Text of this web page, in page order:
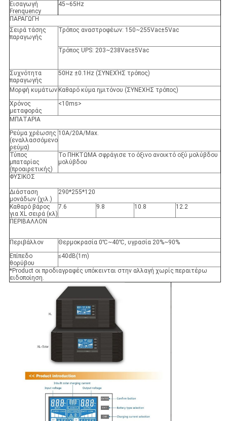
Εισαγωγή
Frenquency
45~65Hz
ΠΑΡΑΓΩΓΗ
Σειρά τάσης
παραγωγής
Τρόπος αναστροφέων: 150~255Vac±5Vac
Τρόπος UPS: 203~238Vac±5Vac
Συχνότητα
παραγωγής
50Hz ±0.1Hz (ΣΥΝΕΧΉΣ τρόπος)
Μορφή κυμάτων Καθαρό κύμα ημιτόνου (ΣΥΝΕΧΗΣ τρόπος)
Χρόνος
μεταφοράς
<10ms>
ΜΠΑΤΑΡΙΑ
Ρεύμα χρέωσης
(εναλλασσόμενο
ρεύμα)
10A/20A/Max.
Τύπος
μπαταρίας
(προαιρετικής)
Το ΠΗΚΤΩΜΑ σφράγισε το όξινο ανοικτό οξύ μολύβδου
μολύβδου
ΦΥΣΙΚΟΣ
Διάσταση
μονάδων (χιλ.)
290*255*120
Καθαρό βάρος
για XL σειρά (κλ)
7.6 9.8 10.8 12.2
ΠΕΡΙΒΑΛΛΟΝ
Περιβάλλον Θερμοκρασία 0℃~40℃, υγρασία 20%~90%
Επίπεδο
θορύβου
≤40dB(1m)
*Product οι προδιαγραφές υπόκεινται στην αλλαγή χωρίς περαιτέρω
ειδοποίηση.